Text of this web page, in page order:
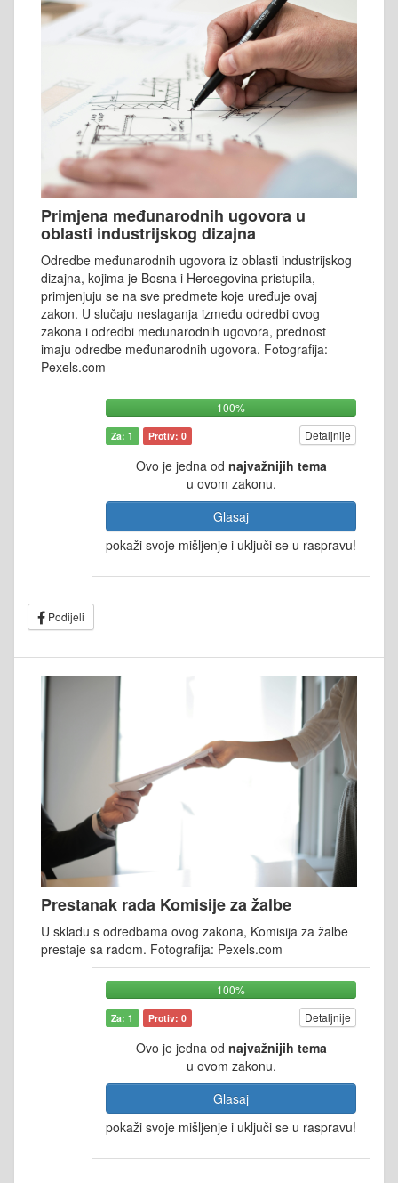
Primjena međunarodnih ugovora u
oblasti industrijskog dizajna
Odredbe međunarodnih ugovora iz oblasti industrijskog
dizajna, kojima je Bosna i Hercegovina pristupila,
primjenjuju se na sve predmete koje uređuje ovaj
zakon. U slučaju neslaganja između odredbi ovog
zakona i odredbi međunarodnih ugovora, prednost
imaju odredbe međunarodnih ugovora. Fotografija:
Pexels.com
100%
Za: 1 Protiv: 0 Detaljnije
Ovo je jedna od najvažnijih tema
u ovom zakonu.
Glasaj
pokaži svoje mišljenje i uključi se u raspravu!
Podijeli
Prestanak rada Komisije za žalbe
U skladu s odredbama ovog zakona, Komisija za žalbe
prestaje sa radom. Fotografija: Pexels.com
100%
Za: 1 Protiv: 0 Detaljnije
Ovo je jedna od najvažnijih tema
u ovom zakonu.
Glasaj
pokaži svoje mišljenje i uključi se u raspravu!